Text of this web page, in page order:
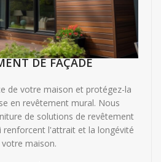
DE FAÇADE
de votre maison et protégez-la
en revêtement mural. Nous
de solutions de revêtement
renforcent l'attrait et la longévité
votre maison.